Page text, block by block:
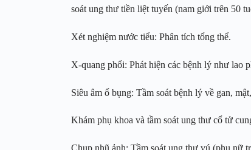
soát ung thư tiền liệt tuyến (nam giới trên 50
Xét nghiệm nước tiểu: Phân tích tổng thể.
X-quang phổi: Phát hiện các bệnh lý như lao
Siêu âm ổ bụng: Tầm soát bệnh lý về gan,
Khám phụ khoa và tầm soát ung thư cổ tử